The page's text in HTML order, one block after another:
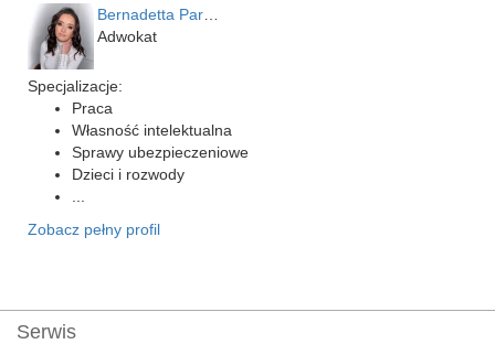
Adwokat
Specjalizacje:
Praca
Własność intelektualna
Sprawy ubezpieczeniowe
Dzieci i rozwody
Zobacz pełny profil
Serwis